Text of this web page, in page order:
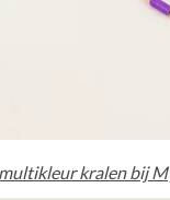
kralen bij